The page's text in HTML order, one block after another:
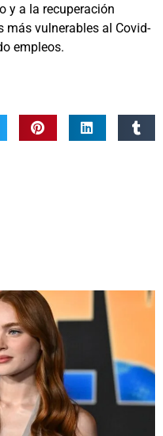
y a la recuperación
más vulnerables al Covid-
empleos.